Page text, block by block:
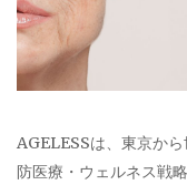
AGELESSは、東京か
防医療・ウェルネス戦